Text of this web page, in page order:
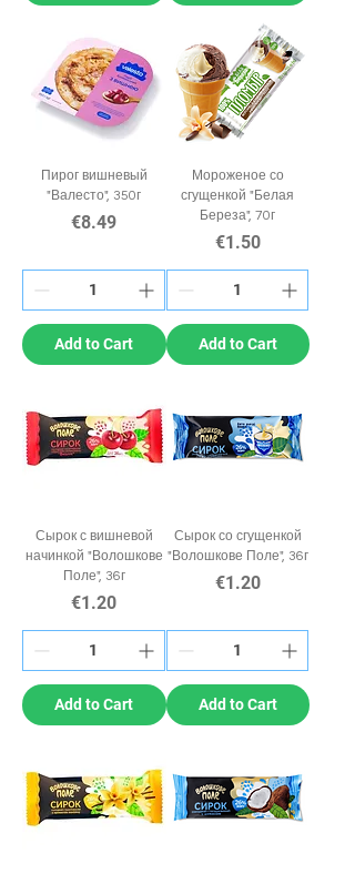
Пирог вишневый
"Валесто", 350г
Price
€8.49
Add to Cart
Мороженое со
сгущенкой "Белая
Береза", 70г
Price
€1.50
Add to Cart
Сырок с вишневой
начинкой "Волошкове
Поле", 36г
Price
€1.20
Add to Cart
Сырок со сгущенкой
"Волошкове Поле", 36г
Price
€1.20
Add to Cart